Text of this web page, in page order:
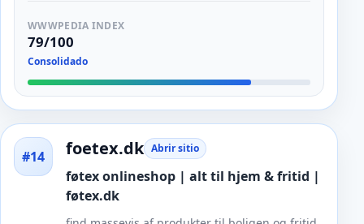
WWWPEDIA INDEX
79/100
Consolidado
#14 foetex.dk Abrir sitio
føtex onlineshop | alt til hjem & fritid |
føtex.dk